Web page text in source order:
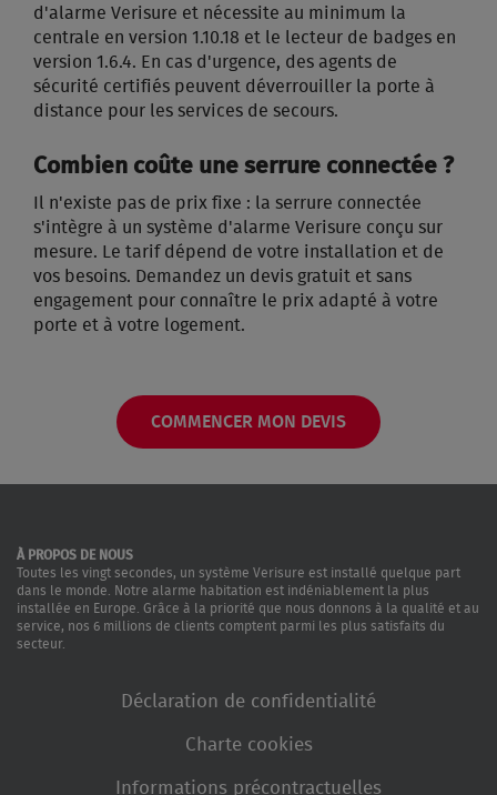
d'alarme Verisure et nécessite au minimum la
centrale en version 1.10.18 et le lecteur de badges en
version 1.6.4. En cas d'urgence, des agents de
sécurité certifiés peuvent déverrouiller la porte à
distance pour les services de secours.
Combien coûte une serrure connectée ?
Il n'existe pas de prix fixe : la serrure connectée
s'intègre à un système d'alarme Verisure conçu sur
mesure. Le tarif dépend de votre installation et de
vos besoins. Demandez un devis gratuit et sans
engagement pour connaître le prix adapté à votre
porte et à votre logement.
COMMENCER MON DEVIS
À PROPOS DE NOUS
Toutes les vingt secondes, un système Verisure est installé quelque part
dans le monde. Notre alarme habitation est indéniablement la plus
installée en Europe. Grâce à la priorité que nous donnons à la qualité et au
service, nos 6 millions de clients comptent parmi les plus satisfaits du
secteur.
Déclaration de confidentialité
Charte cookies
Informations précontractuelles